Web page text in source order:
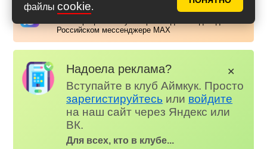
файлы cookie.
Аймкук в Макс
Российском мессенджере MAX
Надоела реклама?
Вступайте в клуб Аймкук. Просто
зарегистируйтесь или войдите
на наш сайт через Яндекс или
ВК.
Для всех, кто в клубе...
✕